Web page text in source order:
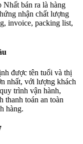
Nhất bán ra là hàng
nhận chất lượng
invoice, packing list,
được tên tuổi và thị
nhất, với lượng khách
trình vận hành,
thanh toán an toàn
hàng.